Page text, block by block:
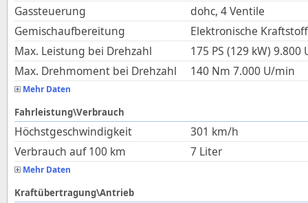
Gassteuerung
dohc, 4 Ventile
Gemischaufbereitung
Elektronische
Max. Leistung bei Drehzahl
175 PS (129 kW) 9.800
Max. Drehmoment bei Drehzahl
140 Nm 7.000 U/min
Mehr Daten
Fahrleistung\Verbrauch
Höchstgeschwindigkeit 301 km/h
Verbrauch auf 100 km
7 Liter
Mehr Daten
Kraftübertragung\Antrieb